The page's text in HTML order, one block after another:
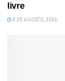
livre
8 DE AGOSTO, 2026